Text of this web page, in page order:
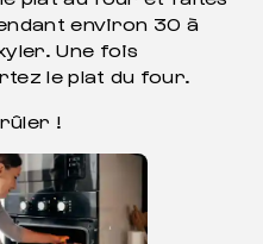
environ 30 à
Une fois
le plat du four.
!